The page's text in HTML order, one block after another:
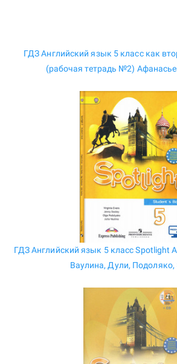
ГДЗ Английский язык 5 класс как
(рабочая тетрадь №2)
ГДЗ Английский язык 5 класс Spotlight
Ваулина, Дули, Подоляко,